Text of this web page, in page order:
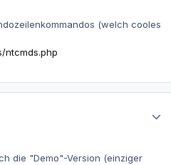
(welch cooles
ntcmds.php
die "Demo"-Version (einziger